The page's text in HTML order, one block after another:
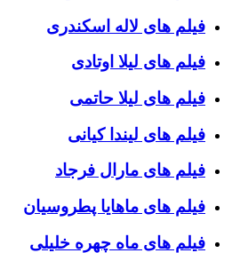
فیلم های لاله اسکندری
فیلم های لیلا اوتادی
فیلم های لیلا حاتمی
فیلم های لیندا کیانی
فیلم های مارال فرجاد
فیلم های ماهایا پطروسیان
فیلم های ماه چهره خلیلی